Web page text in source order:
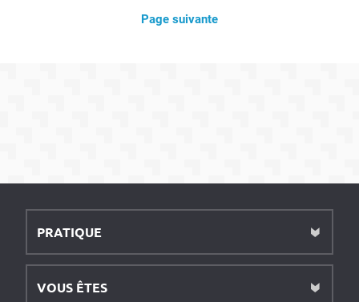
Page suivante
PRATIQUE
VOUS ÊTES